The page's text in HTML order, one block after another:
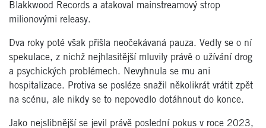
Blakkwood Records a atakoval mainstreamový strop
milionovými releasy.
Dva roky poté však přišla neočekávaná pauza. Vedly se o ní
spekulace, z nichž nejhlasitější mluvily právě o užívání drog
a psychických problémech. Nevyhnula se mu ani
hospitalizace. Protiva se posléze snažil několikrát vrátit zpět
na scénu, ale nikdy se to nepovedlo dotáhnout do konce.
Jako nejslibnější se jevil právě poslední pokus v roce 2023,